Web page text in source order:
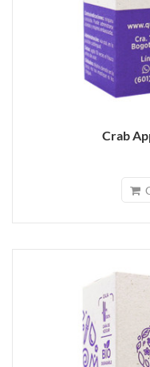
Crab